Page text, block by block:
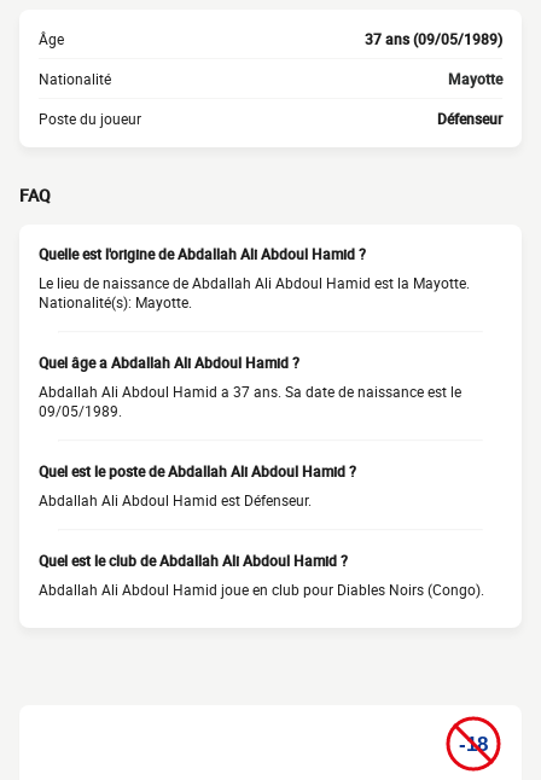
Âge 37 ans (09/05/1989)
Nationalité Mayotte
Poste du joueur Défenseur
FAQ
Quelle est l'origine de Abdallah Ali Abdoul Hamid ?
Le lieu de naissance de Abdallah Ali Abdoul Hamid est la Mayotte.
Nationalité(s): Mayotte.
Quel âge a Abdallah Ali Abdoul Hamid ?
Abdallah Ali Abdoul Hamid a 37 ans. Sa date de naissance est le
09/05/1989.
Quel est le poste de Abdallah Ali Abdoul Hamid ?
Abdallah Ali Abdoul Hamid est Défenseur.
Quel est le club de Abdallah Ali Abdoul Hamid ?
Abdallah Ali Abdoul Hamid joue en club pour Diables Noirs (Congo).